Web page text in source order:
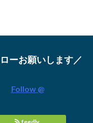
ーお願いします／
Follow @
feedly